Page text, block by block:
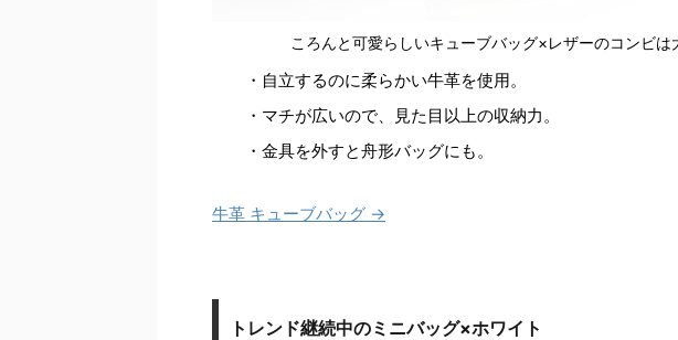
ころんと可愛らしいキューブバッグ×レザーのコンビ
・自立するのに柔らかい牛革を使用。
・マチが広いので、見た目以上の収納力。
・金具を外すと舟形バッグにも。
牛革 キューブバッグ →
トレンド継続中のミニバッグ×ホワイト